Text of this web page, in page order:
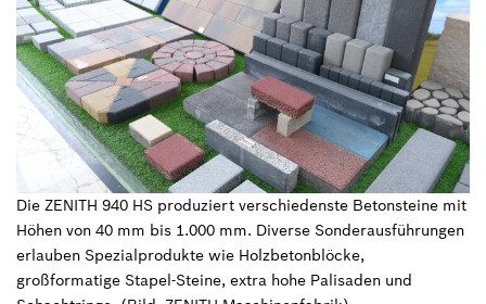
Die ZENITH 940 HS produziert verschiedenste Betonsteine mit
Höhen von 40 mm bis 1.000 mm. Diverse Sonderausführungen
erlauben Spezialprodukte wie Holzbetonblöcke,
großformatige Stapel-Steine, extra hohe Palisaden und